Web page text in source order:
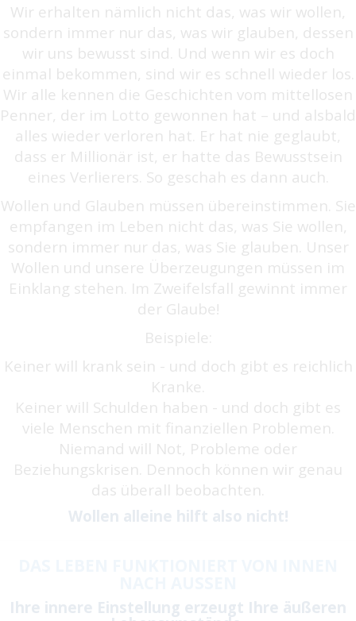
Wir erhalten nämlich nicht das, was wir wollen,
sondern immer nur das, was wir glauben, dessen
wir uns bewusst sind. Und wenn wir es doch
einmal bekommen, sind wir es schnell wieder los.
Wir alle kennen die Geschichten vom mittellosen
Penner, der im Lotto gewonnen hat – und alsbald
alles wieder verloren hat. Er hat nie geglaubt,
dass er Millionär ist, er hatte das Bewusstsein
eines Verlierers. So geschah es dann auch.
Wollen und Glauben müssen übereinstimmen. Sie
empfangen im Leben nicht das, was Sie wollen,
sondern immer nur das, was Sie glauben. Unser
Wollen und unsere Überzeugungen müssen im
Einklang stehen. Im Zweifelsfall gewinnt immer
der Glaube!
Beispiele:
Keiner will krank sein - und doch gibt es reichlich
Kranke.
Keiner will Schulden haben - und doch gibt es
viele Menschen mit finanziellen Problemen.
Niemand will Not, Probleme oder
Beziehungskrisen. Dennoch können wir genau
das überall beobachten.
Wollen alleine hilft also nicht!
Ihre innere Einstellung erzeugt Ihre äußeren